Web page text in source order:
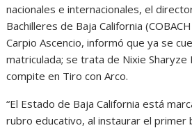
nacionales e internacionales, el
Bachilleres de Baja California
Carpio Ascencio, informó que ya se
matriculada; se trata de Nixie Sharyze
compite en Tiro con Arco.
“El Estado de Baja California está
rubro educativo, al instaurar el primer